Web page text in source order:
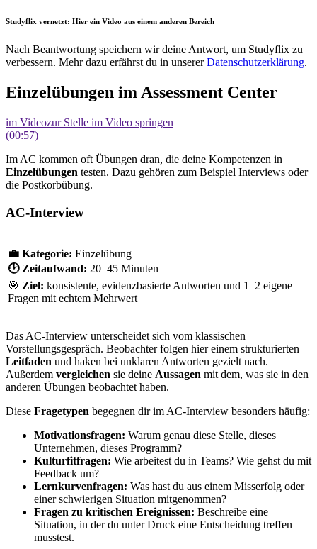
Studyflix vernetzt: Hier ein Video aus einem anderen Bereich
Nach Beantwortung speichern wir deine Antwort, um Studyflix zu
verbessern. Mehr dazu erfährst du in unsererDatenschutzerklärung.
Einzelübungen im Assessment Center
im Videozur Stelle im Video springen
(00:57)
Im AC kommen oft Übungen dran, die deine Kompetenzen in
Einzelübungen testen. Dazu gehören zum Beispiel Interviews oder
die Postkorbübung.
AC-Interview
💼 Kategorie: Einzelübung
🕑 Zeitaufwand: 20–45 Minuten
🎯 Ziel: konsistente, evidenzbasierte Antworten und 1–2 eigene
Fragen mit echtem Mehrwert
Das AC-Interview unterscheidet sich vom klassischen
Vorstellungsgespräch. Beobachter folgen hier einem strukturierten
Leitfaden und haken bei unklaren Antworten gezielt nach.
Außerdem vergleichen sie deine Aussagen mit dem, was sie in den
anderen Übungen beobachtet haben.
Diese Fragetypen begegnen dir im AC-Interview besonders häufig:
Motivationsfragen: Warum genau diese Stelle, dieses
Unternehmen, dieses Programm?
Kulturfitfragen: Wie arbeitest du in Teams? Wie gehst du mit
Feedback um?
Lernkurvenfragen: Was hast du aus einem Misserfolg oder
einer schwierigen Situation mitgenommen?
Fragen zu kritischen Ereignissen: Beschreibe eine
Situation, in der du unter Druck eine Entscheidung treffen
musstest.